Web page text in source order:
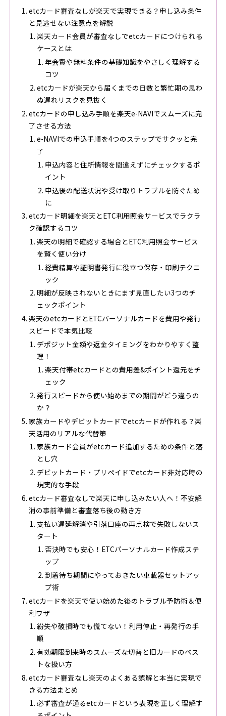
etcカード審査なしが楽天で実現できる？申し込み条件
と見逃せない注意点を解説
楽天カード会員が審査なしでetcカードにつけられる
ケースとは
年会費や無料条件の基礎知識をやさしく理解する
コツ
etcカードが楽天から届くまでの日数と繁忙期の思わ
ぬ遅れリスクを見抜く
etcカードの申し込み手順を楽天e-NAVIでスムーズに完
了させる方法
e-NAVIでの申込手順を4つのステップでサクッと完
了
申込内容と住所情報を間違えずにチェックするポ
イント
申込後の配送状況や受け取りトラブルを防ぐため
に
etcカード明細を楽天とETC利用照会サービスでラクラ
ク確認するコツ
楽天の明細で確認する場合とETC利用照会サービス
を賢く使い分け
経費精算や証明書発行に役立つ保存・印刷テクニ
ック
明細が反映されないときにまず見直したい3つのチ
ェックポイント
楽天のetcカードとETCパーソナルカードを費用や発行
スピードで本気比較
デポジット金額や返金タイミングをわかりやすく整
理！
楽天付帯etcカードとの費用差&ポイント還元をチ
ェック
発行スピードから使い始めまでの期間がどう違うの
か？
家族カードやデビットカードでetcカードが作れる？楽
天活用のリアルな代替策
家族カード会員がetcカード追加するための条件と落
とし穴
デビットカード・プリペイドでetcカード非対応時の
現実的な手段
etcカード審査なしで楽天に申し込みたい人へ！不安解
消の事前準備と審査落ち後の動き方
支払い遅延解消や引落口座の再点検で失敗しないス
タート
否決時でも安心！ETCパーソナルカード作成ステ
ップ
到着待ち期間にやっておきたい車載器セットアッ
プ術
etcカードを楽天で使い始めた後のトラブル予防術＆便
利ワザ
紛失や破損時でも慌てない！利用停止・再発行の手
順
有効期限到来時のスムーズな切替と旧カードのベス
トな扱い方
etcカード審査なし楽天のよくある誤解と本当に実現で
きる方法まとめ
必ず審査が通るetcカードという表現を正しく理解す